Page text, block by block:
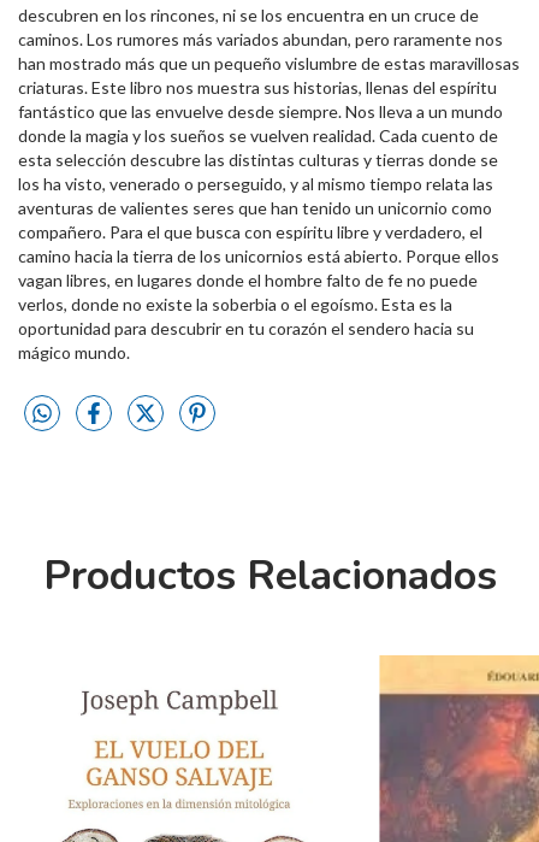
descubren en los rincones, ni se los encuentra en un cruce de
caminos. Los rumores más variados abundan, pero raramente nos
han mostrado más que un pequeño vislumbre de estas maravillosas
criaturas. Este libro nos muestra sus historias, llenas del espíritu
fantástico que las envuelve desde siempre. Nos lleva a un mundo
donde la magia y los sueños se vuelven realidad. Cada cuento de
esta selección descubre las distintas culturas y tierras donde se
los ha visto, venerado o perseguido, y al mismo tiempo relata las
aventuras de valientes seres que han tenido un unicornio como
compañero. Para el que busca con espíritu libre y verdadero, el
camino hacia la tierra de los unicornios está abierto. Porque ellos
vagan libres, en lugares donde el hombre falto de fe no puede
verlos, donde no existe la soberbia o el egoísmo. Esta es la
oportunidad para descubrir en tu corazón el sendero hacia su
mágico mundo.
Productos Relacionados